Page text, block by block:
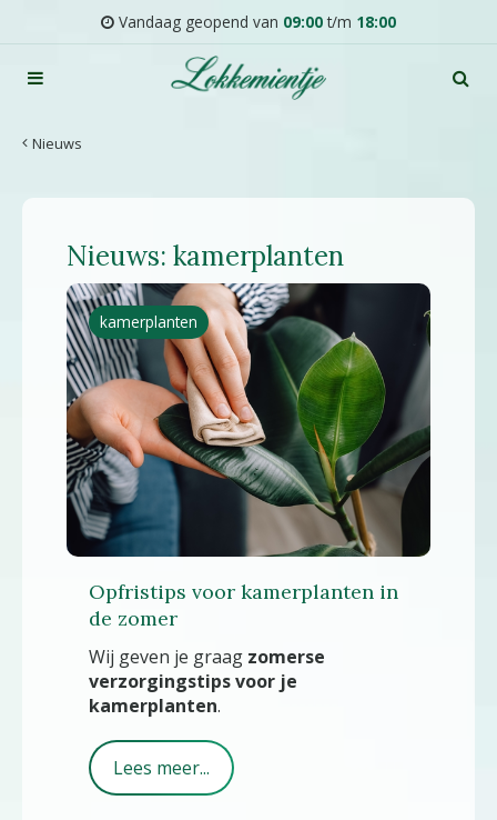
Nieuws
Vandaag geopend van 09:00t/m 18:00
Nieuws: kamerplanten
Opfristips voor kamerplanten in
de zomer
Wij geven je graag zomerse
verzorgingstips voor je
kamerplanten.
Lees meer...
kamerplanten